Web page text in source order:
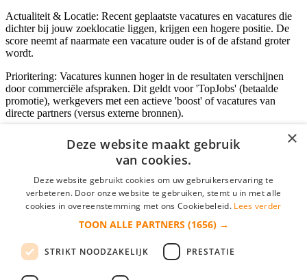
Actualiteit & Locatie: Recent geplaatste vacatures en vacatures die
dichter bij jouw zoeklocatie liggen, krijgen een hogere positie. De
score neemt af naarmate een vacature ouder is of de afstand groter
wordt.
Prioritering: Vacatures kunnen hoger in de resultaten verschijnen
door commerciële afspraken. Dit geldt voor 'TopJobs' (betaalde
promotie), werkgevers met een actieve 'boost' of vacatures van
directe partners (versus externe bronnen).
E-mail*
login gegevens onthouden
×
Deze website maakt gebruik
van cookies.
Deze website gebruikt cookies om uw gebruikerservaring te
verbeteren. Door onze website te gebruiken, stemt u in met alle
cookies in overeenstemming met ons Cookiebeleid. Lees verder
TOON ALLE PARTNERS (1656) →
STRIKT NOODZAKELIJK PRESTATIE